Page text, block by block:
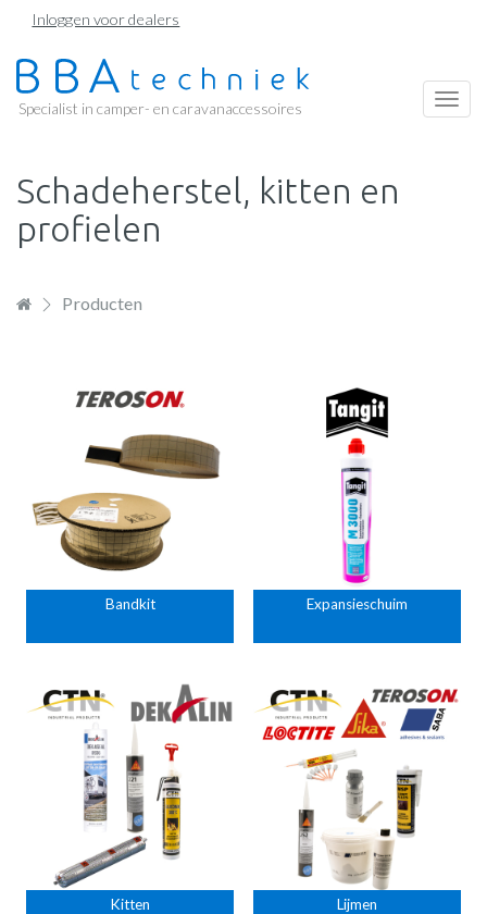
Overslaan
naar
de
Inloggen voor dealers
Specialist in camper- en caravanaccessoires
Schadeherstel, kitten en
profielen
Producten
Bandkit Expansieschuim
Kitten Lijmen